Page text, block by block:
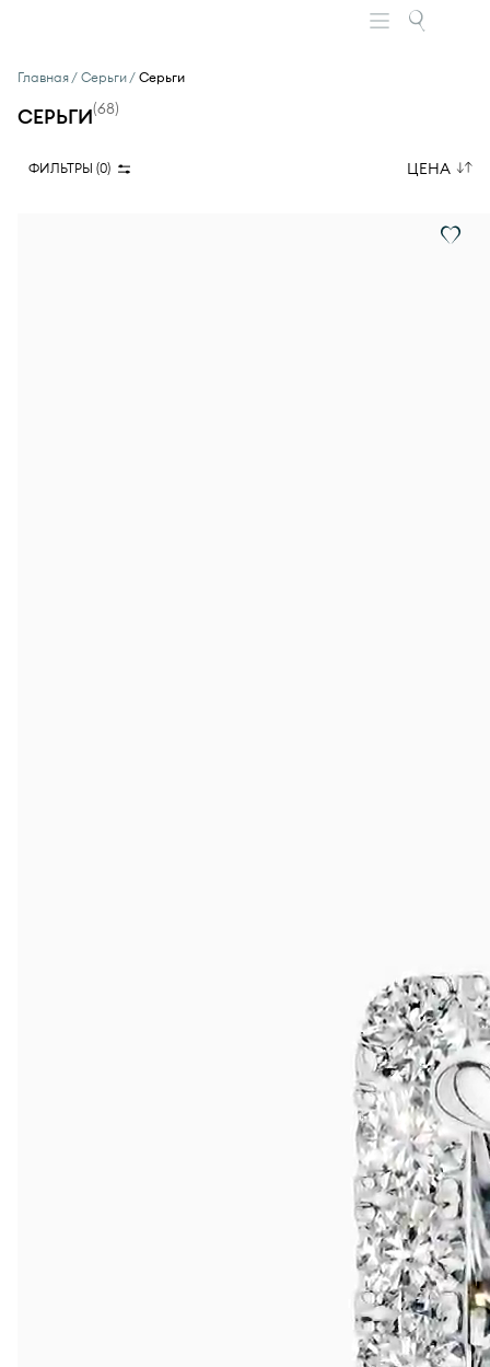
Главная Серьги Серьги
СЕРЬГИ(68)
ФИЛЬТРЫ (0) ЦЕНА